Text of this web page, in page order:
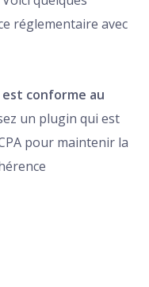
réglementaire avec
conforme au
un plugin qui est
pour maintenir la